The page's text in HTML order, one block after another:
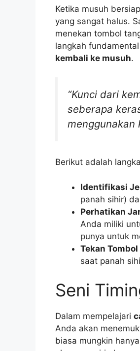
Ketika musuh
yang sangat halus.
menekan tombol
langkah
kembali ke musuh.
“Kunci dari
seberapa
menggunakan
Berikut adalah
Identifikasi
panah sihir)
Perhatikan
Anda miliki
punya untuk
Tekan
saat panah
Seni
Dalam mempelajari
Anda akan
biasa mungkin